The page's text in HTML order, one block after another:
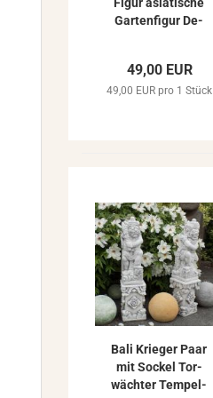
Gar­ten­fi­gur De­
S101154
49,00 EUR
49,00 EUR pro 1 Stück
Bali Krie­ger Paar
mit So­ckel Tor­
wäch­ter Tem­pel­